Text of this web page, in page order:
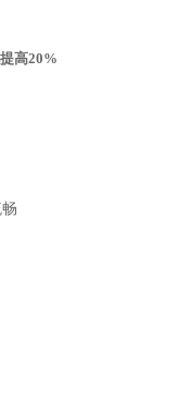
高20%